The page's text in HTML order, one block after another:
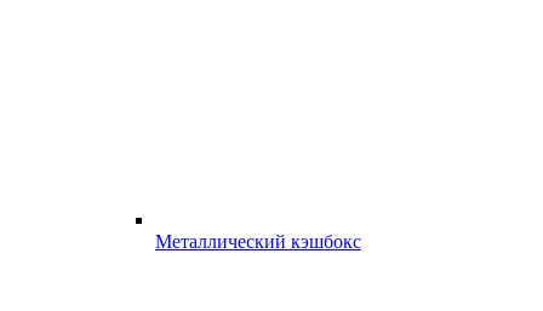
Металлический кэшбокс